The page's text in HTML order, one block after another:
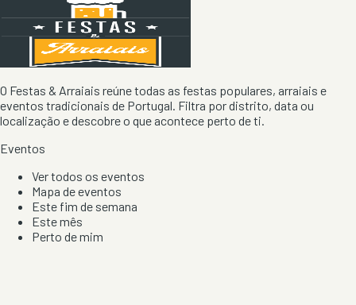
O Festas & Arraiais reúne todas as festas populares, arraiais e
eventos tradicionais de Portugal. Filtra por distrito, data ou
localização e descobre o que acontece perto de ti.
Eventos
Ver todos os eventos
Mapa de eventos
Este fim de semana
Este mês
Perto de mim